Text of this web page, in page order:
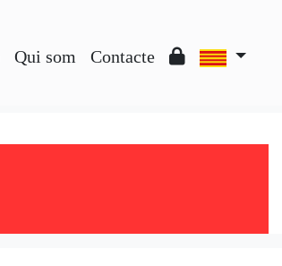
Qui som Contacte